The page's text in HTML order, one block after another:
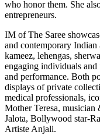
who honor them. She
entrepreneurs.
IM of The Saree
and contemporary Indian
kameez, lehengas,
engaging individuals
and performance. Both
displays of private
medical professionals,
Mother Teresa,
Jalota, Bollywood star-
Artiste Anjali.